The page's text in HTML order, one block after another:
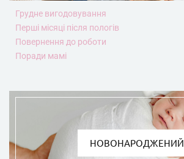
Грудне вигодовування
Перші місяці після пологів
Повернення до роботи
Поради мамі
НОВОНАРОДЖЕНИЙ